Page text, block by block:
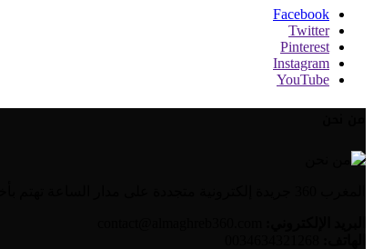
Facebook
Twitter
Pinterest
Instagram
YouTube